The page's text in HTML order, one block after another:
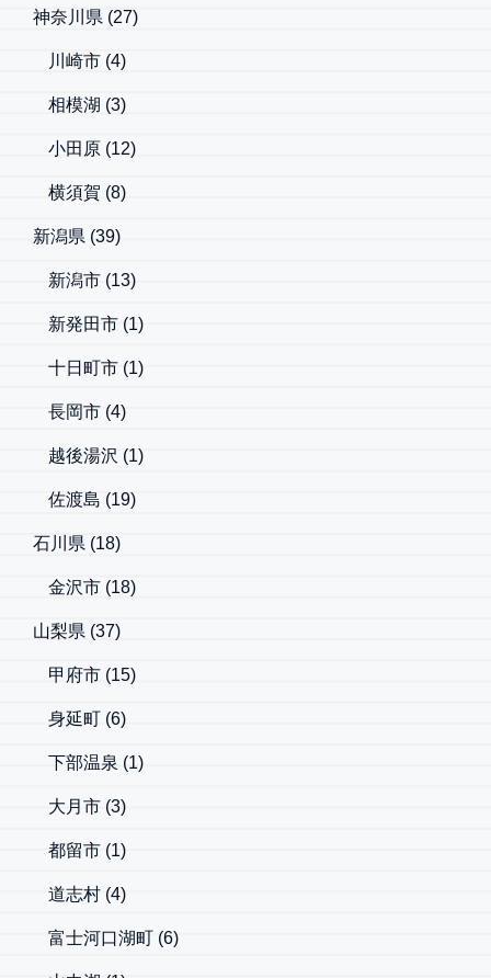
神奈川県 (27)
川崎市 (4)
相模湖 (3)
小田原 (12)
横須賀 (8)
新潟県 (39)
新潟市 (13)
新発田市 (1)
十日町市 (1)
長岡市 (4)
越後湯沢 (1)
佐渡島 (19)
石川県 (18)
金沢市 (18)
山梨県 (37)
甲府市 (15)
身延町 (6)
下部温泉 (1)
大月市 (3)
都留市 (1)
道志村 (4)
富士河口湖町 (6)